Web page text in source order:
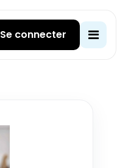
Se connecter